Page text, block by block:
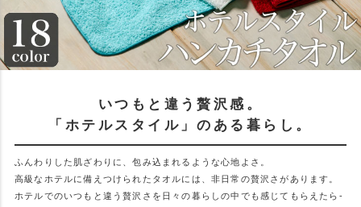
いつもと違う贅沢感。
「ホテルスタイル」のある暮らし。
ふんわりした肌ざわりに、包み込まれるような心地よさ。
高級なホテルに備えつけられたタオルには、非日常の贅沢さがあります。
ホテルでのいつもと違う贅沢さを日々の暮らしの中でも感じてもらえたら-